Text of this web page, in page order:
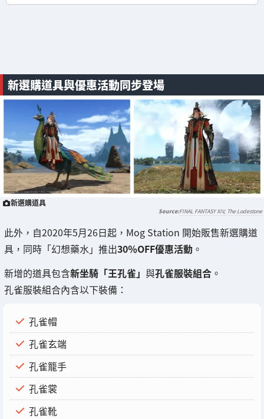
新選購道具與優惠活動同步登場
新選購道具
FINAL FANTASY XIV, The Lodestone
此外，自2020年5月26日起，Mog Station 開始販售新選購道
具，同時「幻想藥水」推出30％OFF優惠活動 。
新增的道具包含新坐騎「王孔雀」 與孔雀服裝組合 。
孔雀服裝組合內含以下裝備：
孔雀帽
孔雀玄端
孔雀籠手
孔雀裳
孔雀靴